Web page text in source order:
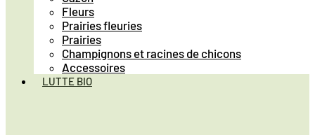
Fleurs
Prairies fleuries
Prairies
Champignons et racines de chicons
Accessoires
LUTTE BIO